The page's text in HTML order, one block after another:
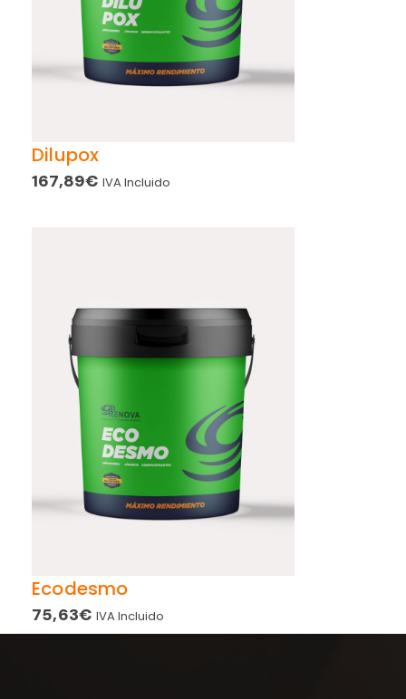
Dilupox
167,89€ IVA Incluido
Ecodesmo
75,63€ IVA Incluido